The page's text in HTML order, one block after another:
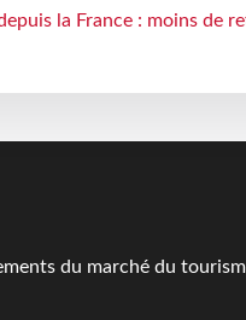
la France : moins de
du marché du